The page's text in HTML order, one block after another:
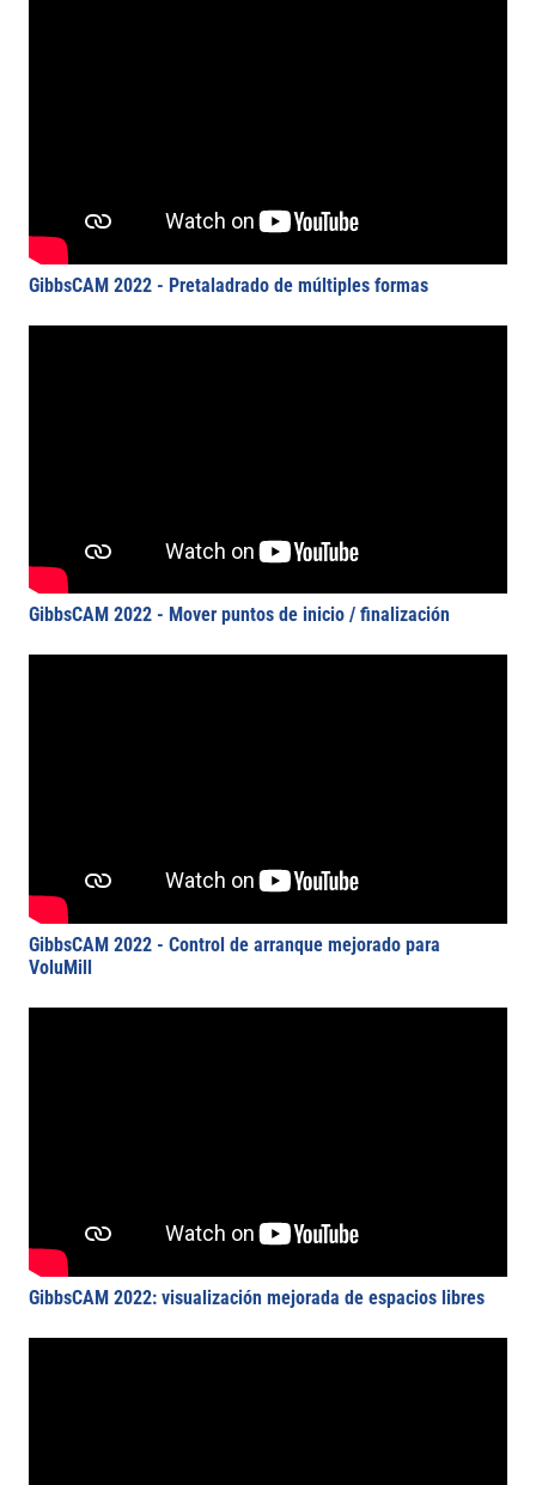
GibbsCAM 2022 - Pretaladrado de múltiples formas
GibbsCAM 2022 - Mover puntos de inicio / finalización
GibbsCAM 2022 - Control de arranque mejorado para
VoluMill
GibbsCAM 2022: visualización mejorada de espacios libres